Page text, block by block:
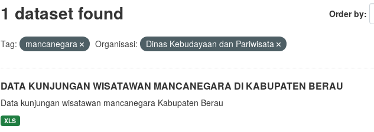
Order by
1 dataset found
Tag: mancanegara Organisasi: Dinas Kebudayaan dan Pariwisata
DATA KUNJUNGAN WISATAWAN MANCANEGARA DI KABUPATEN BERAU
Data kunjungan wisatawan mancanegara Kabupaten Berau
XLS